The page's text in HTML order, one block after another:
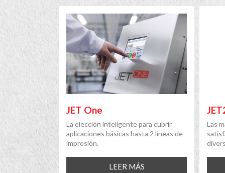
JET One
La elección inteligente para cubrir
aplicaciones básicas hasta 2 líneas de
impresión.
LEER MÁS
Las